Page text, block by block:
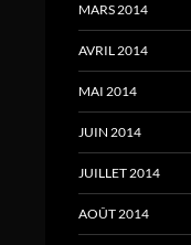
MARS 2014
AVRIL 2014
MAI 2014
JUIN 2014
JUILLET 2014
AOÛT 2014